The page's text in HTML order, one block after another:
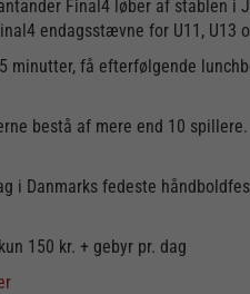
Final4 løber af stablen
endagsstævne for U11,
minutter, få efterfølgende
bestå af mere end 10
i Danmarks fedeste
150 kr. + gebyr pr. dag